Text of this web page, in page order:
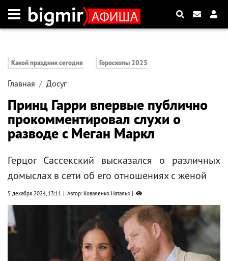
Какой праздник сегодня Гороскопы 2025
Главная Досуг
Принц Гарри впервые публично
прокомментировал слухи о
разводе с Меган Маркл
Герцог Сассекский высказался о различных
домыслах в сети об его отношениях с женой
5 декабря 2024, 13:11 Автор: Коваленко Наталья